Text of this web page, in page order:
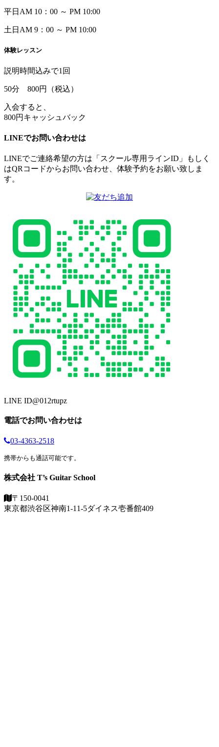
平日 AM 10：00 ～ PM 10:00
土日 AM 9：00 ～ PM 10:00
体験レッスン
説明時間込みで1回
50分 800円（税込）
入会すると、
800円キャッシュバック
LINEでお問い合わせは
LINEでご連絡希望の方は「スクール専用ラインID」もしく
はQRコードからお問い合わせ、体験予約をお願い致しま
す。
LINE ID@012rtupz
電話でお問い合わせは
03-4363-2518
携帯からも通話可能です。
株式会社 T’s Guitar School
〒150-0041
東京都渋谷区神南1-11-5ダイネス壱番館409